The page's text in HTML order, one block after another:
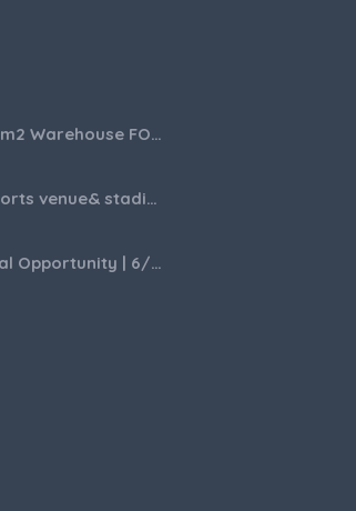
Hillcrest QLD 339m2 Warehouse FOR LEASE
Browns Plains Sports venue& stadium for lease 2187m2
Prime Commercial Opportunity | 6/6 Zamia Street, Sunnybank QLD